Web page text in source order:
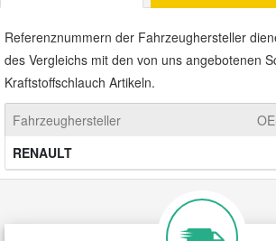
Referenznummern der Fahrzeughersteller
des Vergleichs mit den von uns angebotenen
Kraftstoffschlauch Artikeln.
Fahrzeughersteller
RENAULT
Nissan Ersatzteile
Porsche Ersatzteile